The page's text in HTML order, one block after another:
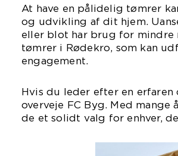
At have en pålidelig tømrer
og udvikling af dit hjem.
eller blot har brug for mindre
tømrer i Rødekro, som kan
engagement.
Hvis du leder efter en
overveje FC Byg. Med
de et solidt valg for enhver,